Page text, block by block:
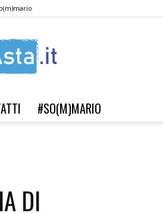
#SO(M)MARIO
DI